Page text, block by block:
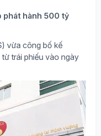
phát hành 500 tỷ
vừa công bố kế
trái phiếu vào ngày